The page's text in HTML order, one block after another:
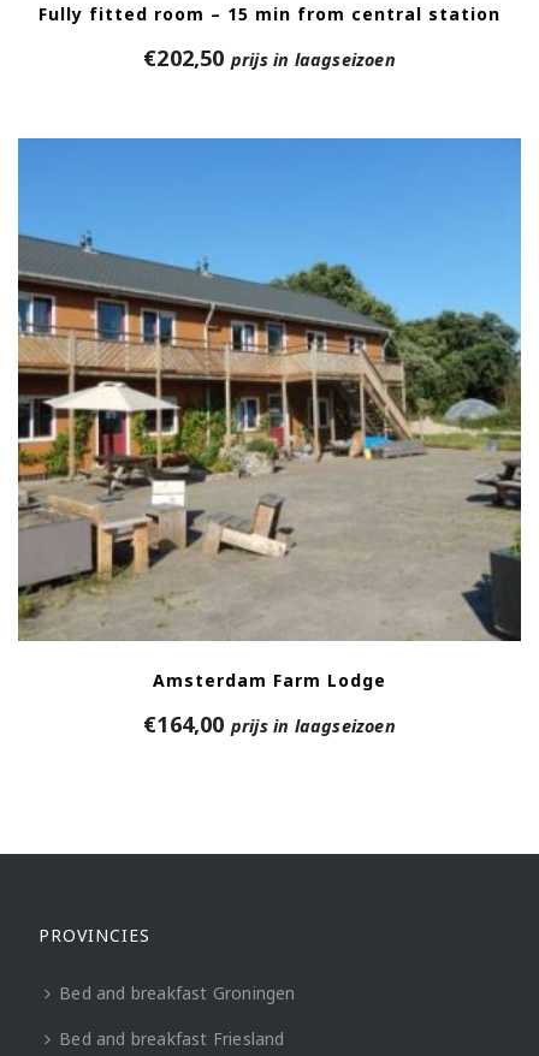
Fully fitted room – 15 min from central station
€202,50 prijs in laagseizoen
Amsterdam Farm Lodge
€164,00 prijs in laagseizoen
PROVINCIES
Bed and breakfast Groningen
Bed and breakfast Friesland